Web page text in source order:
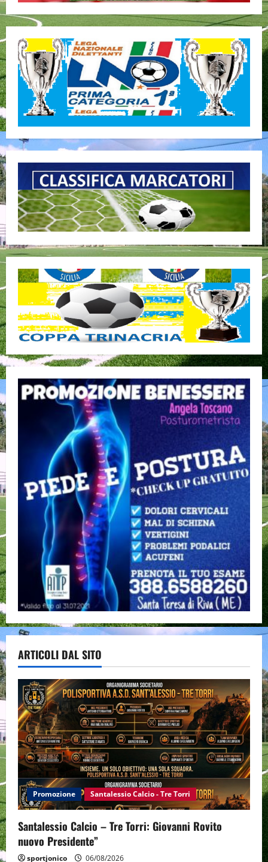
ARTICOLI DAL SITO
Promozione Santalessio Calcio - Tre Torri
Santalessio Calcio – Tre Torri: Giovanni Rovito
nuovo Presidente”
sportjonico 06/08/2026